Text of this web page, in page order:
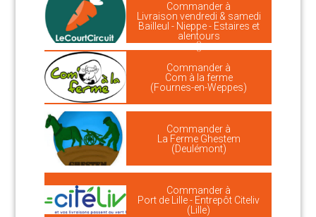
Commander à
Livraison vendredi & samedi
Bailleul - Nieppe - Estaires et
alentours
()
Commander à
Com à la ferme
(Fournes-en-Weppes)
Commander à
La Ferme Ghestem
(Deulémont)
Commander à
Port de Lille - Entrepôt Citeliv
(Lille)